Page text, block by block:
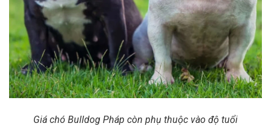
Giá chó Bulldog Pháp còn phụ thuộc vào độ tuổi